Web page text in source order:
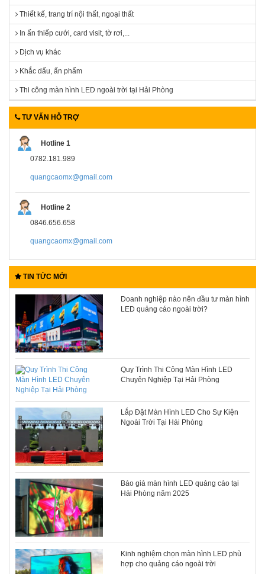
Thiết kế, trang trí nội thất, ngoại thất
In ấn thiếp cưới, card visit, tờ rơi,...
Dịch vụ khác
Khắc dấu, ấn phẩm
Thi công màn hình LED ngoài trời tại Hải Phòng
TƯ VẤN HỖ TRỢ
Hotline 1
0782.181.989
quangcaomx@gmail.com
Hotline 2
0846.656.658
quangcaomx@gmail.com
TIN TỨC MỚI
Doanh nghiệp nào nên đầu tư màn hình
LED quảng cáo ngoài trời?
Quy Trình Thi Công Màn Hình LED
Chuyên Nghiệp Tại Hải Phòng
Lắp Đặt Màn Hình LED Cho Sự Kiện
Ngoài Trời Tại Hải Phòng
Báo giá màn hình LED quảng cáo tại
Hải Phòng năm 2025
Kinh nghiệm chọn màn hình LED phù
hợp cho quảng cáo ngoài trời